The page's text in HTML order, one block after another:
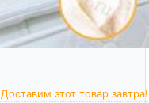
Доставим этот товар завтра!